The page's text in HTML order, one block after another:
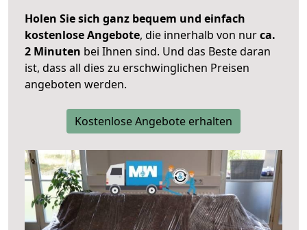
Holen Sie sich ganz bequem und einfach
kostenlose Angebote, die innerhalb von nurca.
2 Minuten bei Ihnen sind. Und das Beste daran
ist, dass all dies zu erschwinglichen Preisen
angeboten werden.
Kostenlose Angebote erhalten